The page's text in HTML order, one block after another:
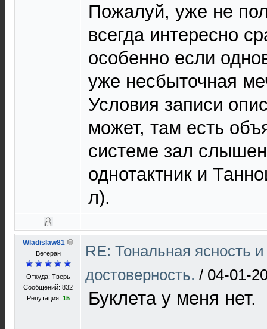
Пожалуй, уже не
всегда интересно
особенно если
уже несбыточная
Условия записи
может, там есть
системе зал
однотактник и
л).
Wladislaw81
Ветеран
Откуда: Тверь
Сообщений: 832
Репутация: 15
RE: Тональная ясность
достоверность. / 04-01-
Буклета у меня нет.